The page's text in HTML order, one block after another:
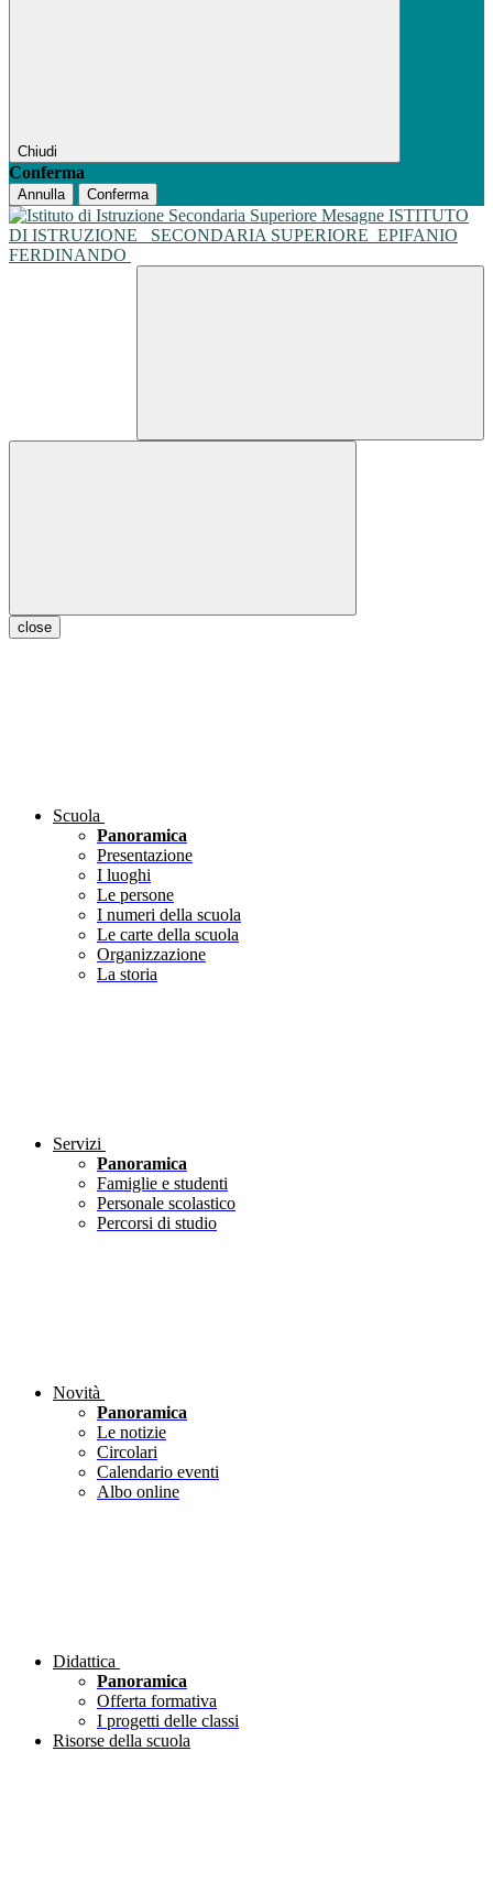
Chiudi
Conferma
Annulla Conferma
ISTITUTO
DI ISTRUZIONE
SECONDARIA SUPERIORE EPIFANIO
FERDINANDO
close
Scuola
Panoramica
Presentazione
I luoghi
Le persone
I numeri della scuola
Le carte della scuola
Organizzazione
La storia
Servizi
Panoramica
Famiglie e studenti
Personale scolastico
Percorsi di studio
Novità
Panoramica
Le notizie
Circolari
Calendario eventi
Albo online
Didattica
Panoramica
Offerta formativa
I progetti delle classi
Risorse della scuola